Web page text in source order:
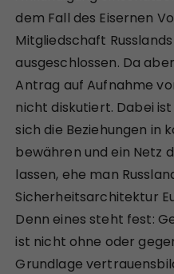
dem Fall des Eisernen
Mitgliedschaft
ausgeschlossen. Da
Antrag auf Aufnahme
nicht diskutiert. Dabei
sich die Beziehungen in
bewähren und ein Netz
lassen, ehe man
Sicherheitsarchitektur
Denn eines steht fest:
ist nicht ohne oder
Grundlage